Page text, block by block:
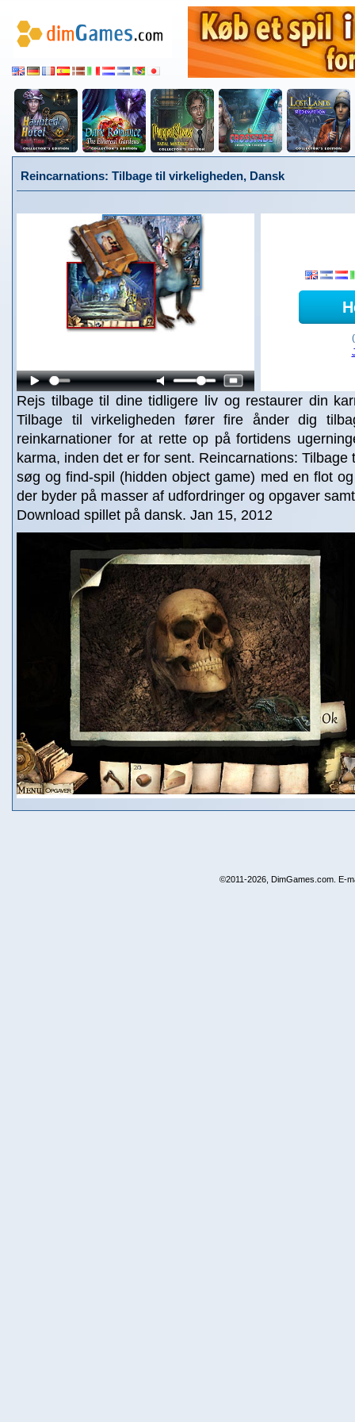
Reincarnations: Tilbage til virkeligheden, Dansk
Rejs tilbage til dine tidligere liv og restaurer din
Tilbage til virkeligheden fører fire ånder dig
reinkarnationer for at rette op på fortidens
karma, inden det er for sent. Reincarnations: Tilbage
søg og find-spil (hidden object game) med en flot
der byder på masser af udfordringer og opgaver
Download spillet på dansk. Jan 15, 2012
©2011-2026, DimGames.com. E-